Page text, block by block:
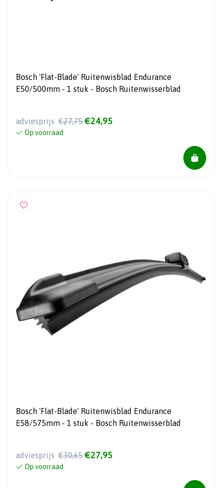
Bosch 'Flat-Blade' Ruitenwisblad Endurance
E50/500mm - 1 stuk - Bosch Ruitenwisserblad
adviesprijs €27,75 €24,95
Op voorraad
Bosch 'Flat-Blade' Ruitenwisblad Endurance
E58/575mm - 1 stuk - Bosch Ruitenwisserblad
adviesprijs €30,65 €27,95
Op voorraad